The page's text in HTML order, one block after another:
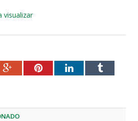
visualizar
Google+PinterestLinkedInTumblr